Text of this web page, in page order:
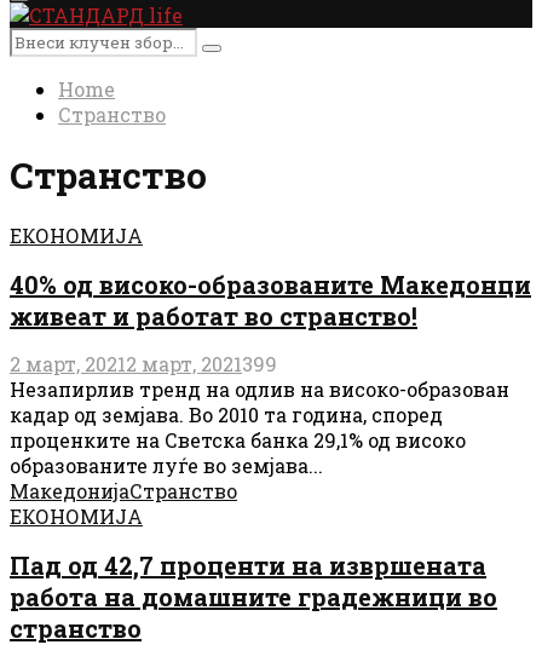
Primary
Menu
Search
for:
Search
Home
Странство
Странство
ЕКОНОМИЈА
40% од високо-образованите Македонци
живеат и работат во странство!
2 март, 20212 март, 2021399
Незапирлив тренд на одлив на високо-образован
кадар од земјава. Во 2010 та година, според
проценките на Светска банка 29,1% од високо
образованите луѓе во земјава...
МакедонијаСтранство
ЕКОНОМИЈА
Пад од 42,7 проценти на извршената
работа на домашните градежници во
странство